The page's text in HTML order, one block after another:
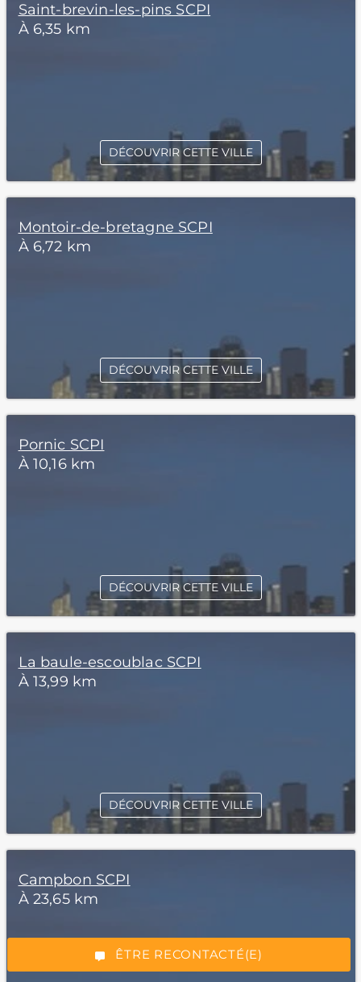
“Excellent”, 165 avis
ÊTRE RECONTACTÉ(E)
Saint-brevin-les-pins SCPI
À 6,35 km
DÉCOUVRIR CETTE VILLE
Montoir-de-bretagne SCPI
À 6,72 km
DÉCOUVRIR CETTE VILLE
Pornic SCPI
À 10,16 km
DÉCOUVRIR CETTE VILLE
La baule-escoublac SCPI
À 13,99 km
DÉCOUVRIR CETTE VILLE
Campbon SCPI
À 23,65 km